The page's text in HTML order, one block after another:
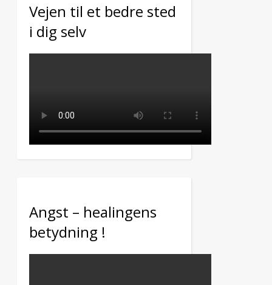
Vejen til et bedre sted
i dig selv
Angst – healingens
betydning !